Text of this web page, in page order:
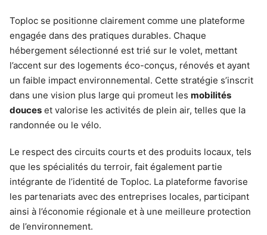
Toploc se positionne clairement comme une plateforme
engagée dans des pratiques durables. Chaque
hébergement sélectionné est trié sur le volet, mettant
l’accent sur des logements éco-conçus, rénovés et ayant
un faible impact environnemental. Cette stratégie s’inscrit
dans une vision plus large qui promeut les mobilités
douces et valorise les activités de plein air, telles que la
randonnée ou le vélo.
Le respect des circuits courts et des produits locaux, tels
que les spécialités du terroir, fait également partie
intégrante de l’identité de Toploc. La plateforme favorise
les partenariats avec des entreprises locales, participant
ainsi à l’économie régionale et à une meilleure protection
de l’environnement.